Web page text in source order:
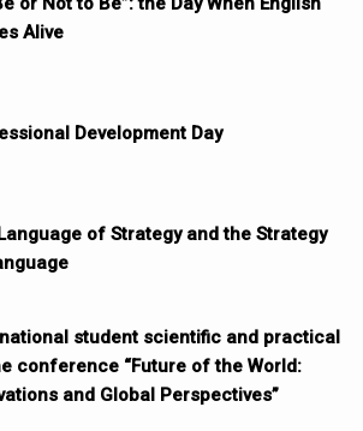
Alive
Development Day
of Strategy and the Strategy
student scientific and practical
conference “Future of the World:
and Global Perspectives”